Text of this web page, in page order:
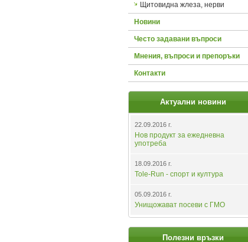
Щитовидна жлеза, нерви
Новини
Често задавани въпроси
Мнения, въпроси и препоръки
Контакти
Актуални новини
22.09.2016 г.
Нов продукт за ежедневна
употреба
18.09.2016 г.
Tole-Run - спорт и култура
05.09.2016 г.
Унищожават посеви с ГМО
Полезни връзки